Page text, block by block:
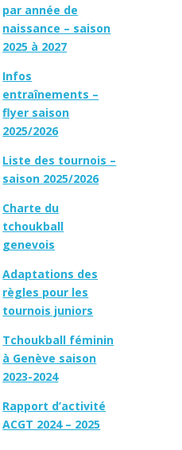
par année de
naissance – saison
2025 à 2027
Infos
entraînements –
flyer saison
2025/2026
Liste des tournois –
saison 2025/2026
Charte du
tchoukball
genevois
Adaptations des
règles pour les
tournois juniors
Tchoukball féminin
à Genève saison
2023-2024
Rapport d’activité
ACGT 2024 – 2025